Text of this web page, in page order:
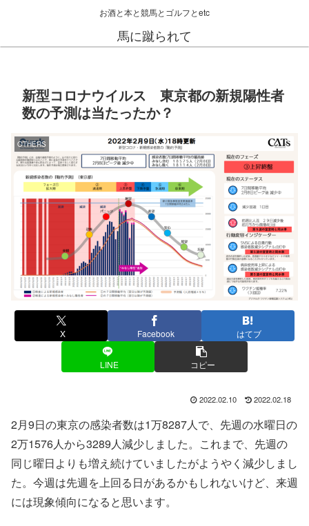
お酒と本と競馬とゴルフとetc
馬に蹴られて
新型コロナウイルス 東京都の新規陽性者
数の予測は当たったか？
OTHERS
X Facebook はてブ
LINE コピー
2022.02.10 2022.02.18
2月9日の東京の感染者数は1万8287人で、先週の水曜日の
2万1576人から3289人減少しました。これまで、先週の
同じ曜日よりも増え続けていましたがようやく減少しまし
た。今週は先週を上回る日があるかもしれないけど、来週
には現象傾向になると思います。